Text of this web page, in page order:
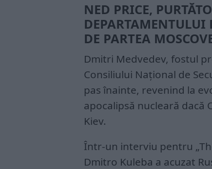
NED PRICE,
DEPARTAMENTULUI
DE PARTEA
Dmitri Medvedev, fostul
Consiliului Național de
pas înainte, revenind la
apocalipsă nucleară dacă
Kiev.
Într-un interviu pentru
Dmitro Kuleba a acuzat